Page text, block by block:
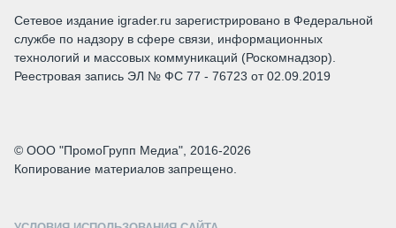
Сетевое издание igrader.ru зарегистрировано в Федеральной
службе по надзору в сфере связи, информационных
технологий и массовых коммуникаций (Роскомнадзор).
Реестровая запись ЭЛ № ФС 77 - 76723 от 02.09.2019
© ООО "ПромоГрупп Медиа", 2016-2026
Копирование материалов запрещено.